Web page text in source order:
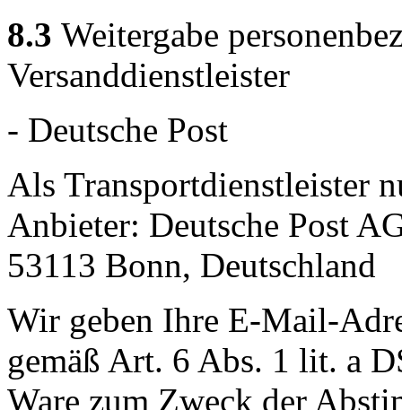
8.3 Weitergabe
Versanddienstleister
- Deutsche Post
Als Transportdienstleister
Anbieter: Deutsche Post
53113 Bonn, Deutschland
Wir geben Ihre E-Mail-
gemäß Art. 6 Abs. 1 lit. a
Ware zum Zweck der